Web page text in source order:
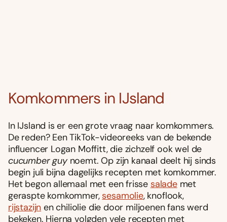
Komkommers in IJsland
In IJsland is er een grote vraag naar komkommers.
De reden? Een TikTok-videoreeks van de bekende
influencer Logan Moffitt, die zichzelf ook wel de
cucumber guy noemt. Op zijn kanaal deelt hij sinds
begin juli bijna dagelijks recepten met komkommer.
Het begon allemaal met een frisse salademet
geraspte komkommer, sesamolie, knoflook,
rijstazijn en chiliolie die door miljoenen fans werd
bekeken. Hierna volgden vele recepten met